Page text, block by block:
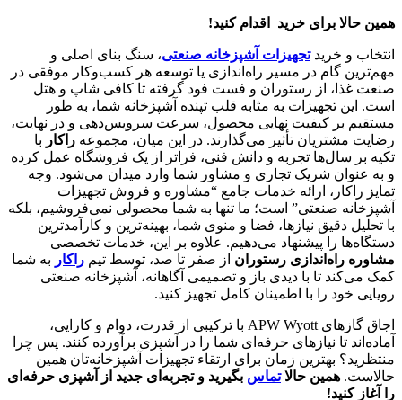
همین حالا برای خرید اقدام کنید!
انتخاب و خریدتجهیزات آشپزخانه صنعتی، سنگ بنای اصلی و
مهم‌ترین گام در مسیر راه‌اندازی یا توسعه هر کسب‌وکار موفقی در
صنعت غذا، از رستوران و فست فود گرفته تا کافی شاپ و هتل
است. این تجهیزات به مثابه قلب تپنده آشپزخانه شما، به طور
مستقیم بر کیفیت نهایی محصول، سرعت سرویس‌دهی و در نهایت،
رضایت مشتریان تأثیر می‌گذارند. در این میان، مجموعه راکار با
تکیه بر سال‌ها تجربه و دانش فنی، فراتر از یک فروشگاه عمل کرده
و به عنوان شریک تجاری و مشاور شما وارد میدان می‌شود. وجه
تمایز راکار، ارائه خدمات جامع “مشاوره و فروش تجهیزات
آشپزخانه صنعتی” است؛ ما تنها به شما محصولی نمی‌فروشیم، بلکه
با تحلیل دقیق نیازها، فضا و منوی شما، بهینه‌ترین و کارآمدترین
دستگاه‌ها را پیشنهاد می‌دهیم. علاوه بر این، خدمات تخصصی
مشاوره راه‌اندازی رستوران از صفر تا صد، توسط تیم راکار به شما
کمک می‌کند تا با دیدی باز و تصمیمی آگاهانه، آشپزخانه صنعتی
رویایی خود را با اطمینان کامل تجهیز کنید.
اجاق گازهای APW Wyott با ترکیبی از قدرت، دوام و کارایی،
آماده‌اند تا نیازهای حرفه‌ای شما را در آشپزی برآورده کنند. پس چرا
منتظرید؟ بهترین زمان برای ارتقاء تجهیزات آشپزخانه‌تان همین
حالاست. همین حالاتماس بگیرید و تجربه‌ای جدید از آشپزی حرفه‌ای
را آغاز کنید!